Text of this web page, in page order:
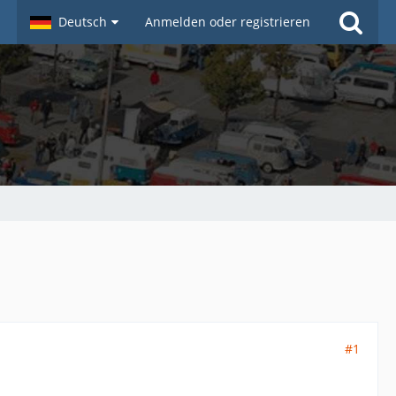
Deutsch Anmelden oder registrieren
#1